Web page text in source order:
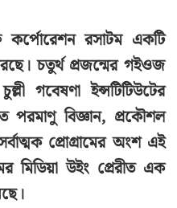
কর্পোরেশন রসাটম একটি
চতুর্থ প্রজন্মের গইওজ
গবেষণা ইন্সটিটিউটের
পরমাণু বিজ্ঞান, প্রকৌশল
প্রোগ্রামের অংশ এই
মিডিয়া উইং প্রেরীত এক